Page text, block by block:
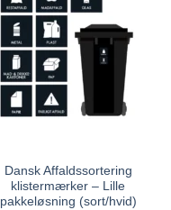
Dansk Affaldssortering
klistermærker – Lille
pakkeløsning (sort/hvid)